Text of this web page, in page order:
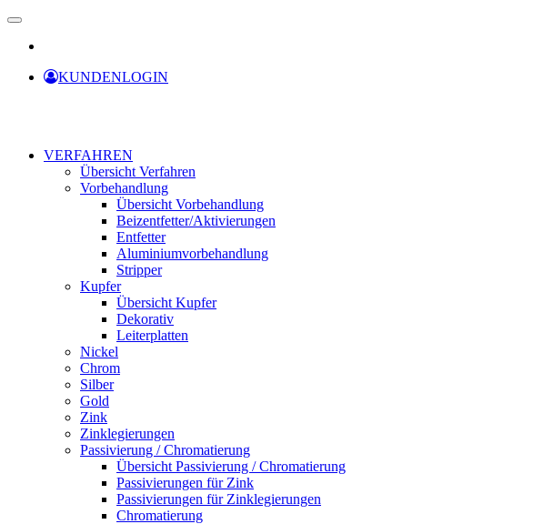
KUNDENLOGIN
VERFAHREN
Übersicht Verfahren
Vorbehandlung
Übersicht Vorbehandlung
Beizentfetter/Aktivierungen
Entfetter
Aluminiumvorbehandlung
Stripper
Kupfer
Übersicht Kupfer
Dekorativ
Leiterplatten
Nickel
Chrom
Silber
Gold
Zink
Zinklegierungen
Passivierung / Chromatierung
Übersicht Passivierung / Chromatierung
Passivierungen für Zink
Passivierungen für Zinklegierungen
Chromatierung